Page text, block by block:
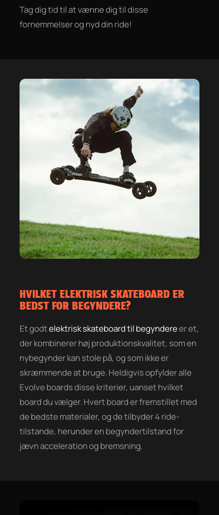
Tag dig tid til at vænne dig til disse
fornemmelser og nyd din ride!
HVILKET ELEKTRISK SKATEBOARD ER
BEDST FOR BEGYNDERE?
Et godtelektrisk skateboard til begyndereer et,
der kombinerer høj produktionskvalitet, som en
nybegynder kan stole på, og som ikke er
skræmmende at bruge. Heldigvis opfylder alle
Evolve boards disse kriterier, uanset hvilket
board du vælger. Hvert board er fremstillet med
de bedste materialer, og de tilbyder 4 ride-
tilstande, herunder en begyndertilstand for
jævn acceleration og bremsning.